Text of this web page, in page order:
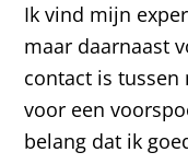
Ik vind mijn
maar daarnaast
contact is
voor een
belang dat ik